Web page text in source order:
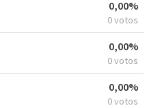
0,00%
0 votos
0,00%
0 votos
0,00%
0 votos